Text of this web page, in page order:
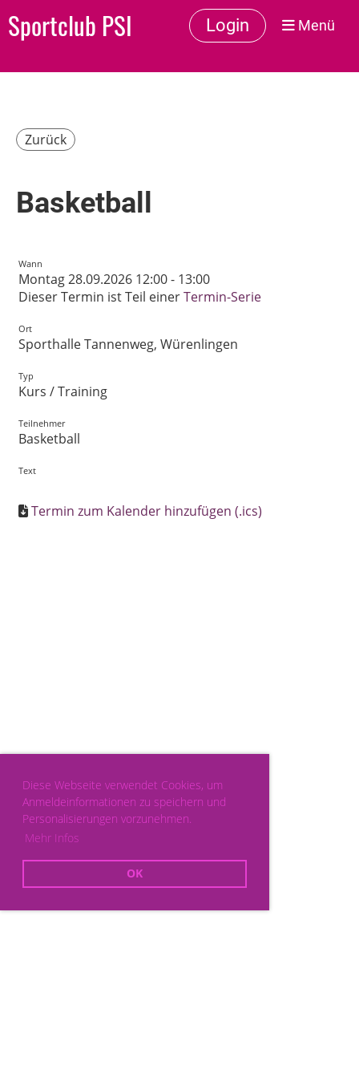
Diese Webseite verwendet Cookies, um
Anmeldeinformationen zu speichern und
Personalisierungen vorzunehmen.
Mehr Infos
OK
Sportclub PSI Login Menü
Zurück
Basketball
Wann
Montag 28.09.2026 12:00 - 13:00
Dieser Termin ist Teil einerTermin-Serie
Ort
Sporthalle Tannenweg, Würenlingen
Typ
Kurs / Training
Teilnehmer
Basketball
Text
Termin zum Kalender hinzufügen (.ics)